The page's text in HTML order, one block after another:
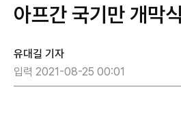
아프간 국기만 개막
유대길 기자
입력 2021-08-25 00:01